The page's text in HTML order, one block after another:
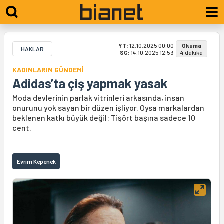
HAKLAR YT: 12.10.2025 00:00
SG: 14.10.2025 12:53
Okuma
4 dakika
KADINLARIN GÜNDEMİ
Adidas’ta çiş yapmak yasak
Moda devlerinin parlak vitrinleri arkasında, insan
onurunu yok sayan bir düzen işliyor. Oysa markalardan
beklenen katkı büyük değil: Tişört başına sadece 10
cent.
Evrim Kepenek